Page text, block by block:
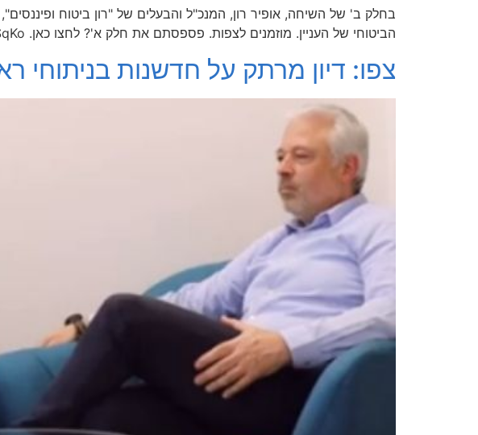
בחלק ב' של השיחה, אופיר רון, המנכ"ל והבעלים של "רון ביטוח
הביטוחי של העניין. מוזמנים לצפות. פספסתם את חלק א'? לחצו כאן. https://youtu.be/xBCXB0NSqKo
צפו: דיון מרתק על חדשנות בניתוחי